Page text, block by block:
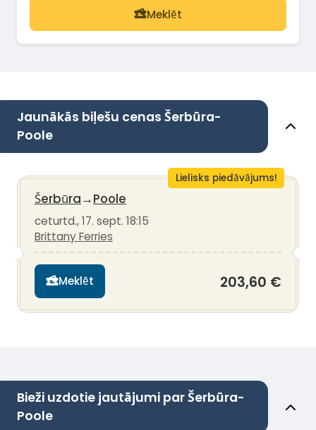
Meklēt
Jaunākās biļešu cenas Šerbūra-
Poole
Lielisks piedāvājums!
Šerbūra→Poole
ceturtd., 17. sept. 18:15
Brittany Ferries
Meklēt 203,60 €
Bieži uzdotie jautājumi par Šerbūra-
Poole